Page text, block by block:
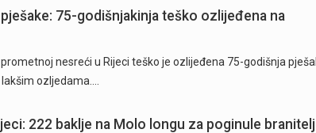
75-godišnjakinja teško ozlijeđena na
nesreći u Rijeci teško je ozlijeđena 75-godišnja
ozljedama.…
222 baklje na Molo longu za poginule